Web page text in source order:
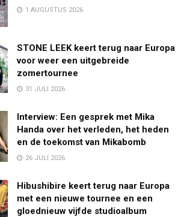
1 AUGUSTUS 2026
STONE LEEK keert terug naar Europa
voor weer een uitgebreide
zomertournee
31 JULI 2026
Interview: Een gesprek met Mika
Handa over het verleden, het heden
en de toekomst van Mikabomb
26 JULI 2026
Hibushibire keert terug naar Europa
met een nieuwe tournee en een
gloednieuw vijfde studioalbum